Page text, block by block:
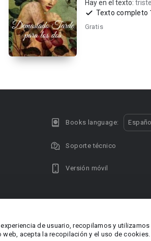
Hay en el texto:
Gratis
de usuario, recopilamos y
acepta la recopilación y el uso de cookies.
Books language: Español
Soporte técnico
Versión móvil